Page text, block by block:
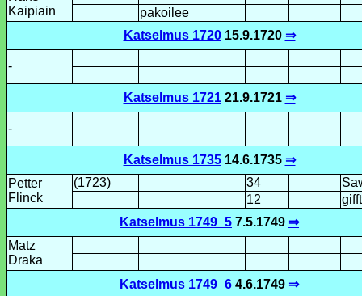
Kaipiain
pakoilee
Katselmus 172015.9.1720 ⇒
-
Katselmus 172121.9.1721 ⇒
-
Katselmus 173514.6.1735 ⇒
Petter
Flinck
(1723) 34
12
gifft
Katselmus 1749_5 7.5.1749 ⇒
Matz
Draka
Katselmus 1749_6 4.6.1749 ⇒